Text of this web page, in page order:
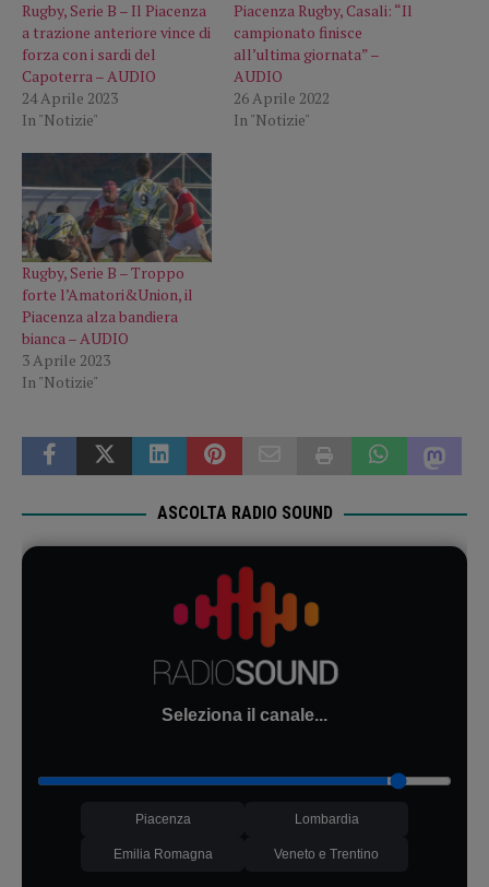
Rugby, Serie B – Il Piacenza
a trazione anteriore vince di
forza con i sardi del
Capoterra – AUDIO
24 Aprile 2023
In "Notizie"
Piacenza Rugby, Casali: “Il
campionato finisce
all’ultima giornata” –
AUDIO
26 Aprile 2022
In "Notizie"
Rugby, Serie B – Troppo
forte l’Amatori&Union, il
Piacenza alza bandiera
bianca – AUDIO
3 Aprile 2023
In "Notizie"
ASCOLTA RADIO SOUND
Seleziona il canale...
Piacenza Lombardia
Emilia Romagna Veneto e Trentino